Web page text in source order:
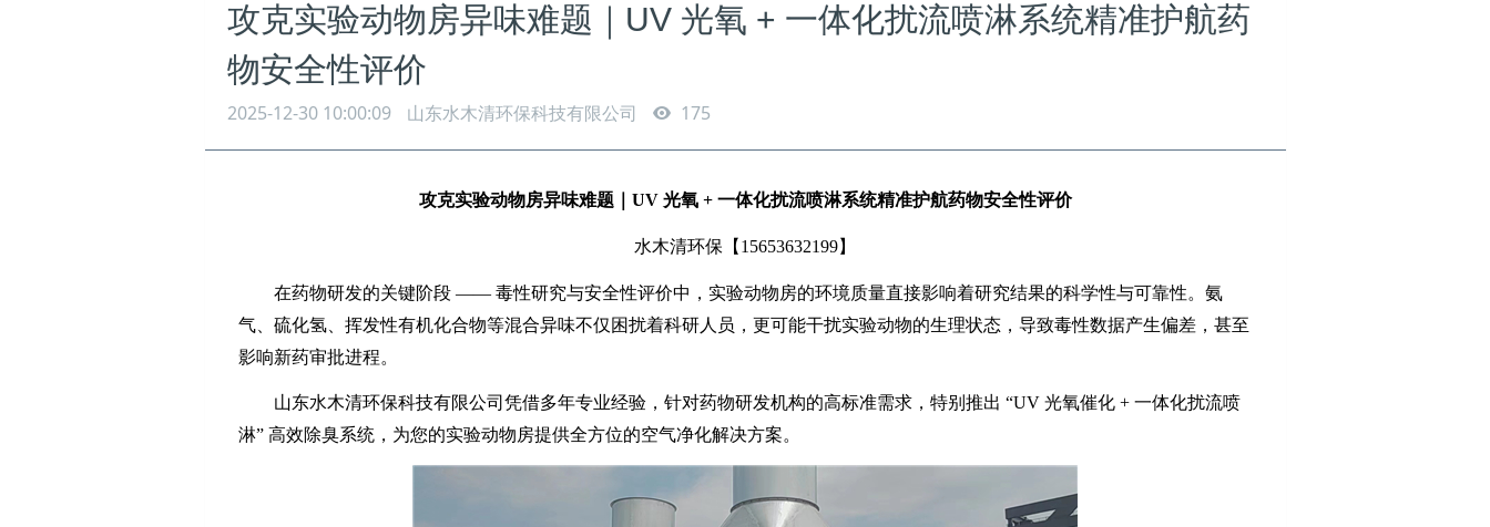
攻克实验动物房异味难题｜UV 光氧 + 一体化扰流喷淋系统精准护航药
物安全性评价
2025-12-30 10:00:09 山东水木清环保科技有限公司 175
攻克实验动物房异味难题｜ UV 光氧 + 一体化扰流喷淋系统精准护航药物安全性评价
水木清环保【 15653632199】
在药物研发的关键阶段 —— 毒性研究与安全性评价中，实验动物房的环境质量直接影响着研究结果的科学性与可靠性。氨
气、硫化氢、挥发性有机化合物等混合异味不仅困扰着科研人员，更可能干扰实验动物的生理状态，导致毒性数据产生偏差，甚至
影响新药审批进程。
山东水木清环保科技有限公司凭借多年专业经验，针对药物研发机构的高标准需求，特别推出 “UV 光氧催化 + 一体化扰流喷
淋” 高效除臭系统，为您的实验动物房提供全方位的空气净化解决方案。